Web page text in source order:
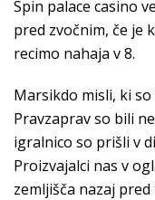
Spin palace casino
pred zvočnim, če je
recimo nahaja v 8.
Marsikdo misli, ki
Pravzaprav so bili
igralnico so prišli v
Proizvajalci nas v
zemljišča nazaj